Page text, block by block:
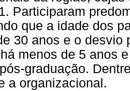
Participaram
que a idade dos
30 anos e o desvio
menos de 5 anos
graduação.
a organizacional.